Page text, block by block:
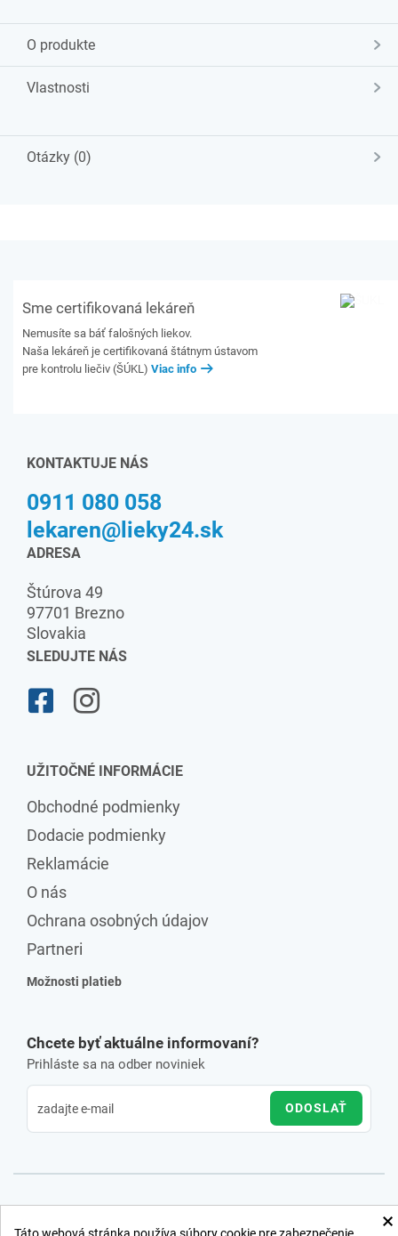
O produkte
Vlastnosti
Otázky (0)
Sme certifikovaná lekáreň
Nemusíte sa báť falošných liekov.
Naša lekáreň je certifikovaná štátnym ústavom
pre kontrolu liečiv (ŠÚKL) Viac info
KONTAKTUJE NÁS
0911 080 058
lekaren@lieky24.sk
ADRESA
Štúrova 49
97701 Brezno
Slovakia
SLEDUJTE NÁS
UŽITOČNÉ INFORMÁCIE
Obchodné podmienky
Dodacie podmienky
Reklamácie
O nás
Ochrana osobných údajov
Partneri
Možnosti platieb
Chcete byť aktuálne informovaní?
Prihláste sa na odber noviniek
ODOSLAŤ
×
Táto webová stránka používa súbory cookie pre zabezpečenie